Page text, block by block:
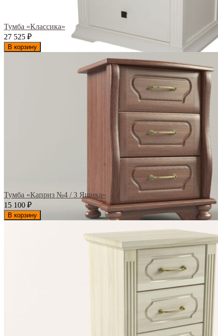
Тумба «Классика»
27 525 ₽
В корзину
Тумба «Каприз №4 / 3 Ящика»
15 100 ₽
В корзину